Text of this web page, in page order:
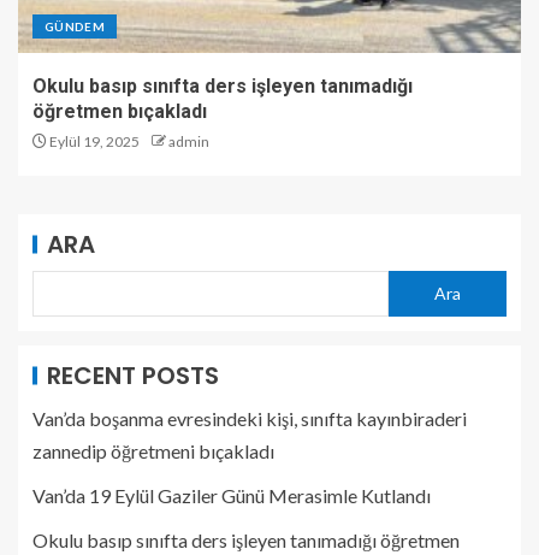
GÜNDEM
Okulu basıp sınıfta ders işleyen tanımadığı
öğretmen bıçakladı
Eylül 19, 2025 admin
ARA
Ara
RECENT POSTS
Van’da boşanma evresindeki kişi, sınıfta kayınbiraderi
zannedip öğretmeni bıçakladı
Van’da 19 Eylül Gaziler Günü Merasimle Kutlandı
Okulu basıp sınıfta ders işleyen tanımadığı öğretmen